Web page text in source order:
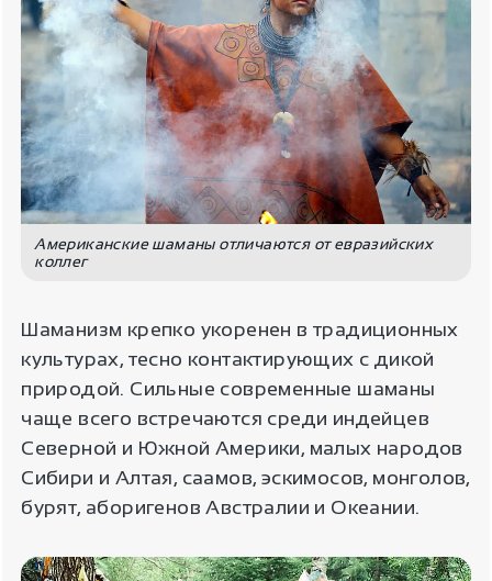
Американские шаманы отличаются от евразийских
коллег
Шаманизм крепко укоренен в традиционных
культурах, тесно контактирующих с дикой
природой. Сильные современные шаманы
чаще всего встречаются среди индейцев
Северной и Южной Америки, малых народов
Сибири и Алтая, саамов, эскимосов, монголов,
бурят, аборигенов Австралии и Океании.